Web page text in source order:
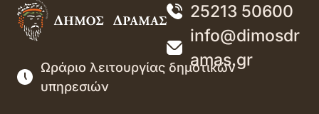
25213 50600
info@dimosdr
amas.gr
Ωράριο λειτουργίας δημοτικών
υπηρεσιών